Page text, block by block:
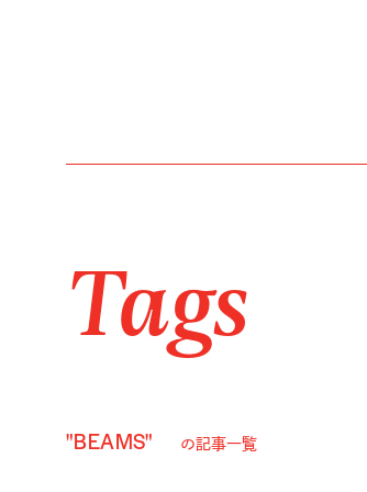
Tags
"BEAMS" の記事一覧